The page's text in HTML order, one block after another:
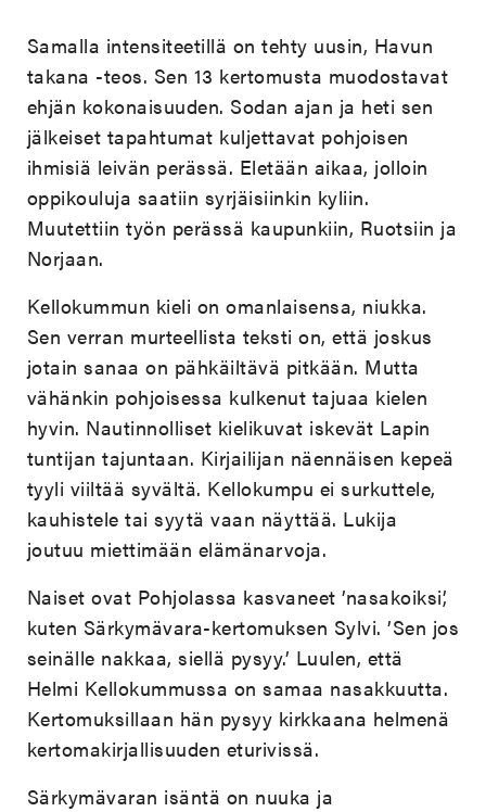
Samalla intensiteetillä on tehty uusin, Havun
takana -teos. Sen 13 kertomusta muodostavat
ehjän kokonaisuuden. Sodan ajan ja heti sen
jälkeiset tapahtumat kuljettavat pohjoisen
ihmisiä leivän perässä. Eletään aikaa, jolloin
oppikouluja saatiin syrjäisiinkin kyliin.
Muutettiin työn perässä kaupunkiin, Ruotsiin ja
Norjaan.
Kellokummun kieli on omanlaisensa, niukka.
Sen verran murteellista teksti on, että joskus
jotain sanaa on pähkäiltävä pitkään. Mutta
vähänkin pohjoisessa kulkenut tajuaa kielen
hyvin. Nautinnolliset kielikuvat iskevät Lapin
tuntijan tajuntaan. Kirjailijan näennäisen kepeä
tyyli viiltää syvältä. Kellokumpu ei surkuttele,
kauhistele tai syytä vaan näyttää. Lukija
joutuu miettimään elämänarvoja.
Naiset ovat Pohjolassa kasvaneet ’nasakoiksi’,
kuten Särkymävara-kertomuksen Sylvi. ’Sen jos
seinälle nakkaa, siellä pysyy.’ Luulen, että
Helmi Kellokummussa on samaa nasakkuutta.
Kertomuksillaan hän pysyy kirkkaana helmenä
kertomakirjallisuuden eturivissä.
Särkymävaran isäntä on nuuka ja